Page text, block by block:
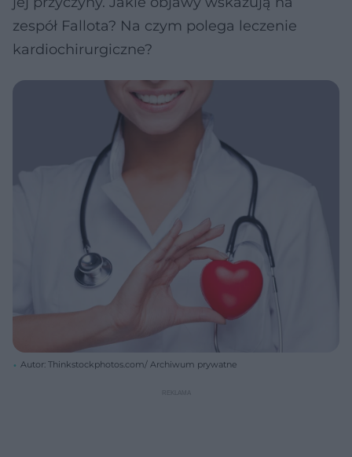
zespół Fallota? Na czym polega leczenie
kardiochirurgiczne?
Autor: Thinkstockphotos.com/ Archiwum prywatne